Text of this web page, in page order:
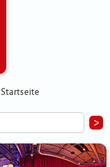
Startseite